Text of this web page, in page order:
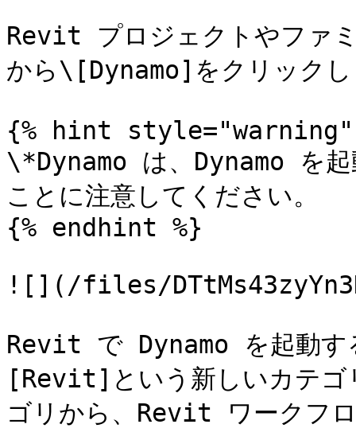
Revit プロジェクトやファ
から\[Dynamo]をクリック
{% hint style="warning"
\*Dynamo は、Dynamo を
ことに注意してください。
{% endhint %}
![](/files/
Revit で Dynamo を起動す
[Revit]という新しいカテゴ
ゴリから、Revit ワークフ